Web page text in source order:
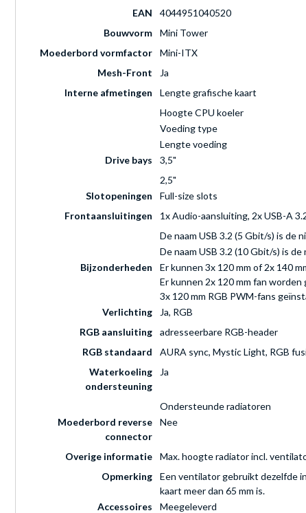
EAN
4044951040520
Bouwvorm
Mini Tower
Moederbord vormfactor
Mini-ITX
Mesh-Front
Ja
Interne afmetingen
Lengte grafische kaart
Hoogte CPU koeler
Voeding type
Lengte voeding
Drive bays
3,5"
2,5"
Slotopeningen
Full-size slots
Frontaansluitingen
1x Audio-aansluiting, 2x USB-A
De naam USB 3.2 (5 Gbit/s) is de
De naam USB 3.2 (10 Gbit/s) is
Bijzonderheden
Er kunnen 3x 120 mm of 2x 140
Er kunnen 2x 120 mm fan
3x 120 mm RGB PWM-fans
Verlichting
Ja, RGB
RGB aansluiting
adresseerbare RGB-header
RGB standaard
AURA sync, Mystic Light, RGB
Waterkoeling
ondersteuning
Ja
Ondersteunde radiatoren
Moederbord reverse
connector
Nee
Overige informatie
Max. hoogte radiator incl.
Opmerking
Een ventilator gebruikt dezelfde
kaart meer dan 65 mm is.
Accessoires
Meegeleverd